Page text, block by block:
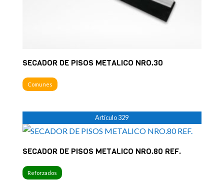
SECADOR DE PISOS METALICO NRO.30
Comunes
Artículo 329
SECADOR DE PISOS METALICO NRO.80 REF.
Reforzados